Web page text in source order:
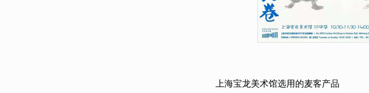
上海宝龙美术馆选用的麦客产品